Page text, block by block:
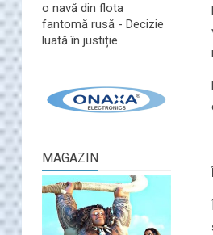
o navă din flota
fantomă rusă - Decizie
luată în justiție
MAGAZIN